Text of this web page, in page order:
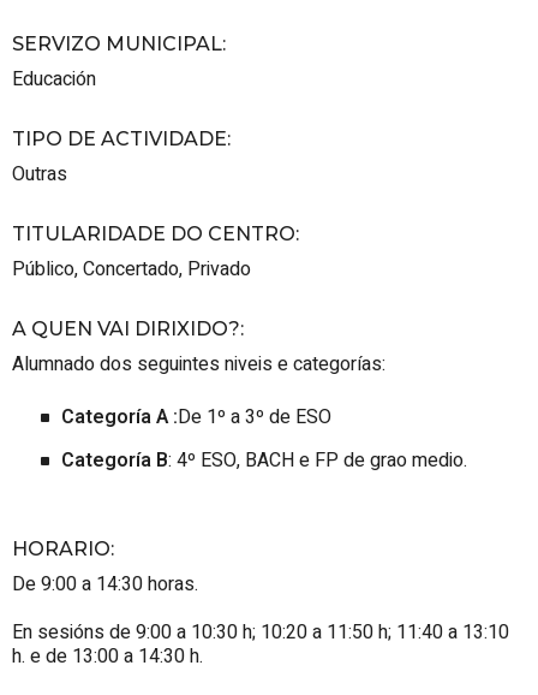
SERVIZO MUNICIPAL:
Educación
TIPO DE ACTIVIDADE:
Outras
TITULARIDADE DO CENTRO:
Público,Concertado, Privado
A QUEN VAI DIRIXIDO?:
Alumnado dos seguintes niveis e categorías:
Categoría A :De 1º a 3º de ESO
Categoría B: 4º ESO, BACH e FP de grao medio.
HORARIO:
De 9:00 a 14:30 horas.
En sesións de 9:00 a 10:30 h; 10:20 a 11:50 h; 11:40 a 13:10
h. e de 13:00 a 14:30 h.